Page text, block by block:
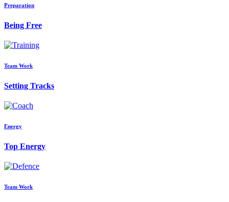
Preparation
Being Free
Team Work
Setting Tracks
Energy
Top Energy
Team Work